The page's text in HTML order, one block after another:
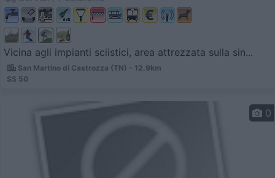
Vicina agli impianti sciistici, area attrezzata sulla sin...
San Martino di Castrozza (TN) - 12.9km
SS 50
0